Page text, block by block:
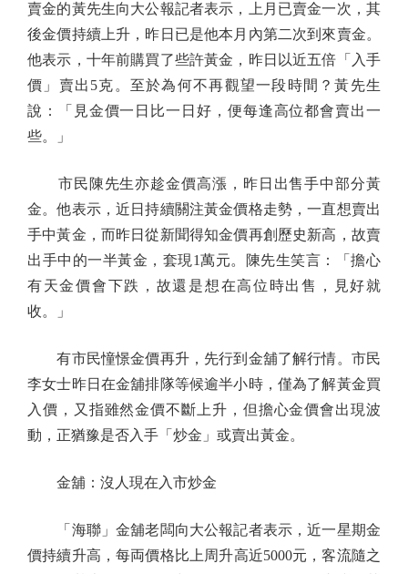
賣金的黃先生向大公報記者表示，上月已賣金一次，其
後金價持續上升，昨日已是他本月內第二次到來賣金。
他表示，十年前購買了些許黃金，昨日以近五倍「入手
價」賣出5克。至於為何不再觀望一段時間？黃先生
說：「見金價一日比一日好，便每逢高位都會賣出一
些。」
市民陳先生亦趁金價高漲，昨日出售手中部分黃
金。他表示，近日持續關注黃金價格走勢，一直想賣出
手中黃金，而昨日從新聞得知金價再創歷史新高，故賣
出手中的一半黃金，套現1萬元。陳先生笑言：「擔心
有天金價會下跌，故還是想在高位時出售，見好就
收。」
有市民憧憬金價再升，先行到金舖了解行情。市民
李女士昨日在金舖排隊等候逾半小時，僅為了解黃金買
入價，又指雖然金價不斷上升，但擔心金價會出現波
動，正猶豫是否入手「炒金」或賣出黃金。
金舖：沒人現在入市炒金
「海聯」金舖老闆向大公報記者表示，近一星期金
價持續升高，每両價格比上周升高近5000元，客流隨之